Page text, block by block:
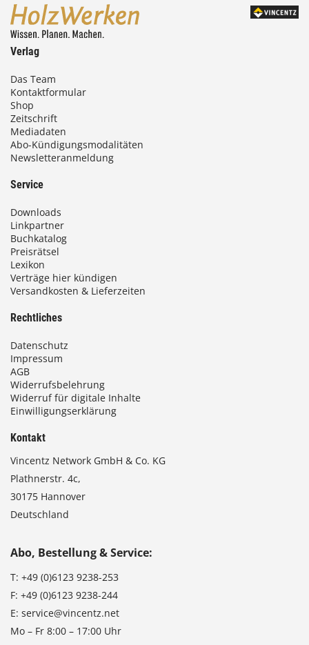
Verlag
Das Team
Kontaktformular
Shop
Zeitschrift
Mediadaten
Abo-Kündigungsmodalitäten
Newsletteranmeldung
Service
Downloads
Linkpartner
Buchkatalog
Preisrätsel
Lexikon
Verträge hier kündigen
Versandkosten & Lieferzeiten
Rechtliches
Datenschutz
Impressum
AGB
Widerrufsbelehrung
Widerruf für digitale Inhalte
Einwilligungserklärung
Kontakt
Vincentz Network GmbH & Co. KG
Plathnerstr. 4c,
30175 Hannover
Deutschland
Abo, Bestellung & Service:
T: +49 (0)6123 9238-253
F: +49 (0)6123 9238-244
E: service@vincentz.net
Mo – Fr 8:00 – 17:00 Uhr